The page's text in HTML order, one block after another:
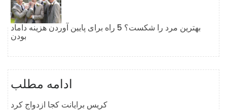
بهترین مرد را شکست؟ 5 راه برای پایین آوردن هزینه داماد
بودن
ادامه مطلب
کریس برایانت کجا ازدواج کرد